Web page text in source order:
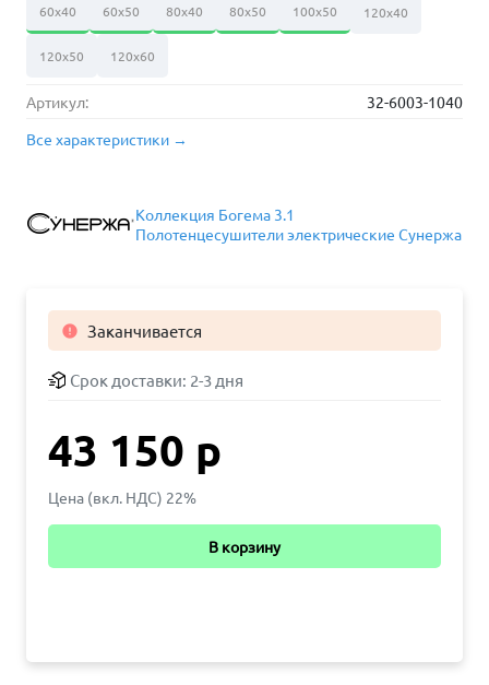
60х40 60х50 80х40 80х50 100х50 120х40
120х50 120х60
Артикул:
32-6003-1040
Все характеристики →
Коллекция Богема 3.1
Полотенцесушители электрические Сунержа
 Заканчивается
Срок доставки: 2-3 дня
43 150 р
Цена (вкл. НДС) 22%
В корзину